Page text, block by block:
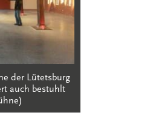
der Lütetsburg
auch bestuhlt